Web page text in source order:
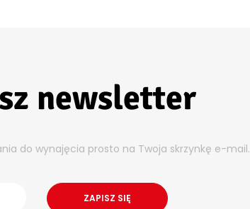
newsletter
do wynajęcia prosto na Twoja skrzynkę e-mail.